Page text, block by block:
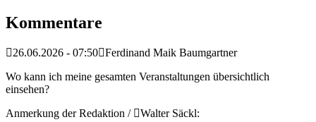
Kommentare
26.06.2026 - 07:50 Ferdinand Maik Baumgartner
Wo kann ich meine gesamten Veranstaltungen übersichtlich
einsehen?
Anmerkung der Redaktion /
Walter Säckl: